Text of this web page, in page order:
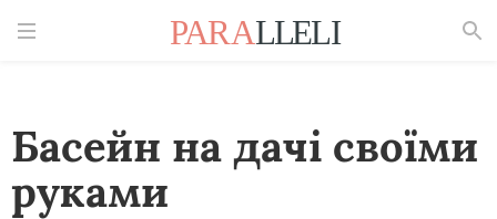
Басейн на дачі своїми
руками